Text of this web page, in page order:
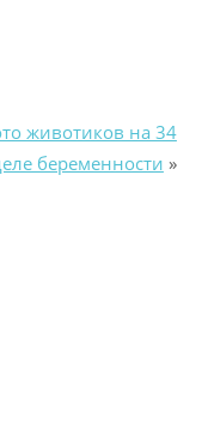
животиков на 34
беременности »